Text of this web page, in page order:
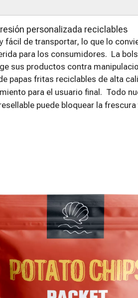
personalizada reciclables
fácil de transportar, lo que lo
para los consumidores. La
sus productos contra
papas fritas reciclables de alta
para el usuario final. Todo
puede bloquear la frescura